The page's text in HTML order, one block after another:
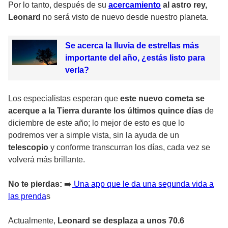
Por lo tanto, después de su acercamiento al astro rey,
Leonard no será visto de nuevo desde nuestro planeta.
Se acerca la lluvia de estrellas más
importante del año, ¿estás listo para
verla?
Los especialistas esperan que este nuevo cometa se
acerque a la Tierra durante los últimos quince días de
diciembre de este año; lo mejor de esto es que lo
podremos ver a simple vista, sin la ayuda de un
telescopio y conforme transcurran los días, cada vez se
volverá más brillante.
No te pierdas: ➡️ Una app que le da una segunda vida a
las prendas
Actualmente, Leonard se desplaza a unos 70.6